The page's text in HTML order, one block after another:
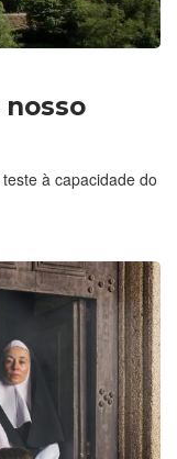
à capacidade do